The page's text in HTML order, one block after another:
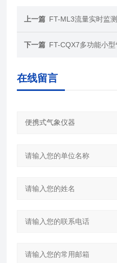
上一篇 FT-ML3流量实时监
下一篇 FT-CQX7多功能小
在线留言